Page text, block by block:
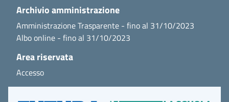
Archivio amministrazione
Amministrazione Trasparente - fino al 31/10/2023
Albo online - fino al 31/10/2023
Area riservata
Accesso